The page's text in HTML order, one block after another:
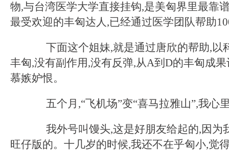
物,与台湾医学大学直接挂钩,是美匈界里最靠
最受欢迎的丰匈达人,已经通过医学团队帮助
下面这个姐妹,就是通过唐欣的帮助,以
丰匈,没有副作用,没有反弹,从A到D的丰匈成
慕嫉妒恨。
五个月,“飞机场”变“喜马拉雅山”,我心
我外号叫馒头,这是好朋友给起的,因为
旺仔版的。十几岁的时候,我还不在乎匈小,觉